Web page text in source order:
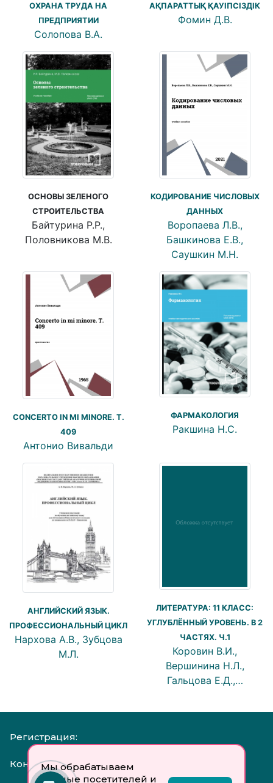
Мы обрабатываем
данные посетителей и
ОХРАНА ТРУДА НА
ПРЕДПРИЯТИИ
Солопова В.А.
АҚПАРАТТЫҚ ҚАУІПСІЗДІК
Фомин Д.В.
ОСНОВЫ ЗЕЛЕНОГО
СТРОИТЕЛЬСТВА
Байтурина Р.Р.,
Половникова М.В.
КОДИРОВАНИЕ ЧИСЛОВЫХ
ДАННЫХ
Воропаева Л.В.,
Башкинова Е.В.,
Саушкин М.Н.
CONCERTO IN MI MINORE. T.
409
Антонио Вивальди
ФАРМАКОЛОГИЯ
Ракшина Н.С.
АНГЛИЙСКИЙ ЯЗЫК.
ПРОФЕССИОНАЛЬНЫЙ ЦИКЛ
Нархова А.В., Зубцова
М.Л.
ЛИТЕРАТУРА: 11 КЛАСС:
УГЛУБЛЁННЫЙ УРОВЕНЬ. В 2
ЧАСТЯХ. Ч.1
Коровин В.И.,
Вершинина Н.Л.,
Гальцова Е.Д.,…
Регистрация:
Контакты: